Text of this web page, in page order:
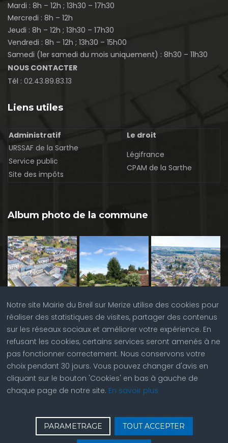
Mardi : 8h – 12h ; 13h30 – 17h30
Mercredi : 8h – 12h
Jeudi : 8h – 12h ; 13h30 – 17h30
Vendredi : 8h – 12h ; 13h30 – 15h00
Samedi (1er samedi du mois uniquement) : 8h30 – 11h30
NOUS CONTACTER
Tél : 02.43.89.83.13
Notre site Mairie du Breil sur Merize utilise des cookies pour
réaliser des statistiques de visites, partager des contenus
sur les réseaux sociaux et améliorer votre expérience. En
refusant les cookies, certains services seront amenés à ne
pas fonctionner correctement. Nous conservons votre
choix pendant 30 jours. Vous pouvez changer d'avis en
cliquant sur le bouton 'Cookies' en bas à gauche de
chaque page de notre site. En savoir plus
PARAMETRAGE TOUT ACCEPTER
Liens utiles
Administratif
Le droit
URSSAF de la Sarthe
Service public
Site des impôts
Légifrance
CPAM de la Sarthe
Album photo de la commune
Contactez nous | © Copyright 2023 |Plan du site|
Réalisation du site parABC Site Web| Seconnecter| Accès